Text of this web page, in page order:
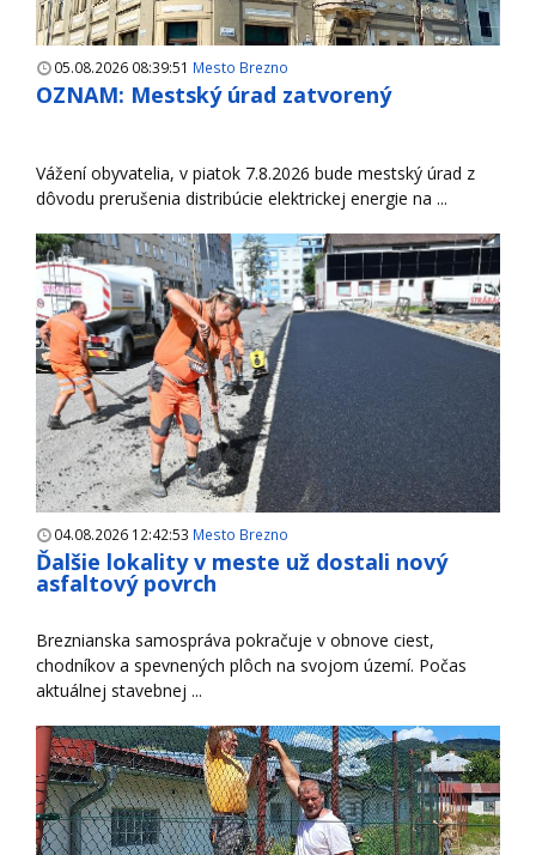
05.08.2026 08:39:51 Mesto Brezno
OZNAM: Mestský úrad zatvorený
Vážení obyvatelia, v piatok 7.8.2026 bude mestský úrad z
dôvodu prerušenia distribúcie elektrickej energie na ...
04.08.2026 12:42:53 Mesto Brezno
Ďalšie lokality v meste už dostali nový
asfaltový povrch
Breznianska samospráva pokračuje v obnove ciest,
chodníkov a spevnených plôch na svojom území. Počas
aktuálnej stavebnej ...